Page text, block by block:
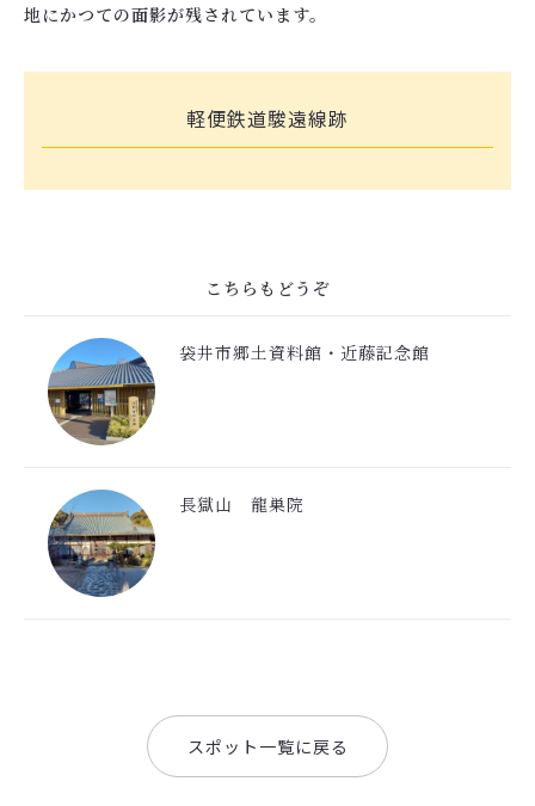
地にかつての面影が残されています。
軽便鉄道駿遠線跡
こちらもどうぞ
袋井市郷土資料館・近藤記念館
長獄山 龍巣院
スポット一覧に戻る